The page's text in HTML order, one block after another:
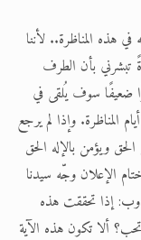
هذه المناظرة.. لأننا
تبشرني بأن الطرف
ضعيفًا سوف يُلقى في
أيام المناظرة. وإذا لم يرجع
ويؤمن بالإله الحق
الإعلان وجّه سيدنا
إذا تحققت هذه
ألا تكون هذه الآية